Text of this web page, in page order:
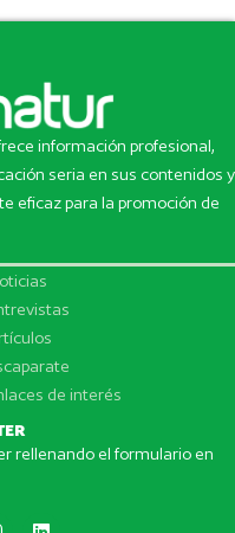
información profesional,
seria en sus contenidos y
eficaz para la promoción de
de interés
rellenando el formulario en